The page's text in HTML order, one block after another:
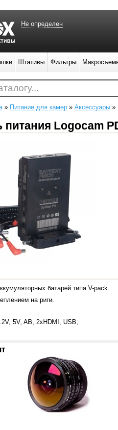
» Питание для камер » Аксессуары »
Logocam
батарей типа V-pack
на риги.
5V, AB, 2xHDMI, USB;
Не определен
Штативы Фильтры